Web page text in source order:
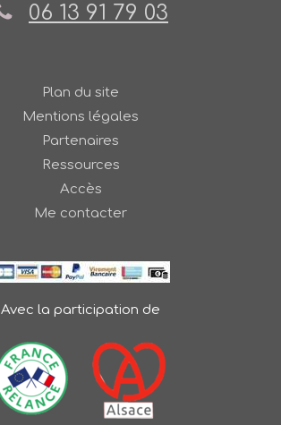
06 13 91 79 03
Plan du site
Mentions légales
Partenaires
Ressources
Accès
Me contacter
Avec la participation de